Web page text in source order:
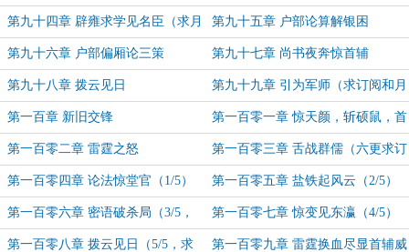
第九十四章 辟雍求学见名臣（求月
票）
第九十五章 户部论算解银困
第九十六章 户部偏厢论三策 第九十七章 尚书夜奔惊首辅
第九十八章 拨云见日 第九十九章 引为军师（求订阅和月
票）
第一百章 新旧交锋 第一百零一章 惊天颜，斩硕鼠，首
辅赐字
第一百零二章 雷霆之怒 第一百零三章 舌战群儒（六更求订
阅）
第一百零四章 论法惊堂官（1/5） 第一百零五章 盐铁起风云（2/5）
第一百零六章 密语破杀局（3/5，
求订阅）
第一百零七章 惊变见东瀛（4/5）
第一百零八章 拨云见日（5/5，求 第一百零九章 雷霆换血尽显首辅威